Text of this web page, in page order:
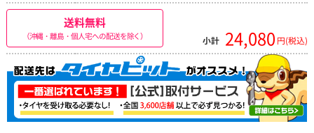
送料無料
（沖縄・離島・個人宅への配送を除く） 小計 24,080 円(税込)